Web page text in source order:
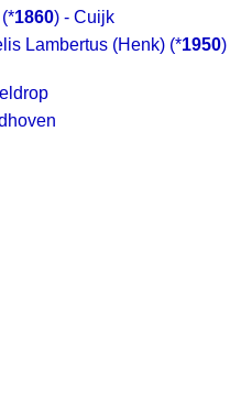
(*1860) - Cuijk
Lambertus (Henk) (*1950)